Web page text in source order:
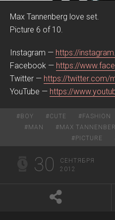
Max Tannenberg love set.
Picture 6 of 10.
Instagram — https://
Facebook — https://
Twitter — https://twitter.com/
YouTube — https://
# BOY #CUTE # FASHION
# MAN # MAX
# PICTURE
30
СЕНТЯБРЯ
2012